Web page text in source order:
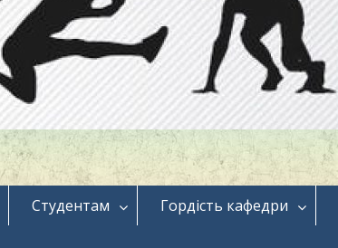
Студентам Гордість кафедри